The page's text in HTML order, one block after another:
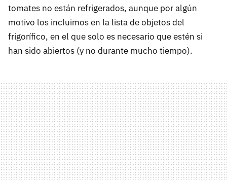
tomates no están refrigerados, aunque por algún
motivo los incluimos en la lista de objetos del
frigorífico, en el que solo es necesario que estén si
han sido abiertos (y no durante mucho tiempo).